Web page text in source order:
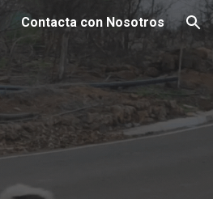
Contacta con Nosotros